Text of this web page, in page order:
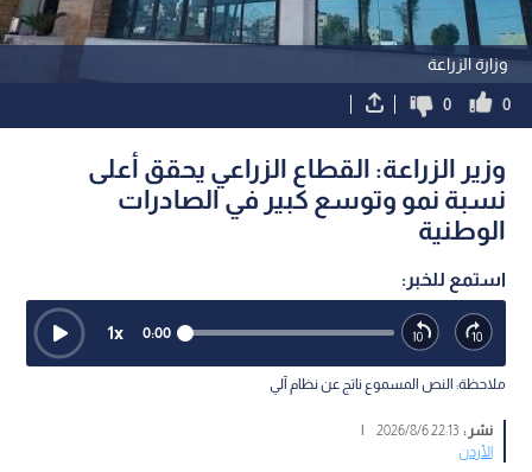
وزارة الزراعة
0
0
وزير الزراعة: القطاع الزراعي يحقق أعلى
نسبة نمو وتوسع كبير في الصادرات
الوطنية
استمع للخبر:
0:00
1x
ملاحظة: النص المسموع ناتج عن نظام آلي
نشر :22:13 2026/8/6
|
الأردن